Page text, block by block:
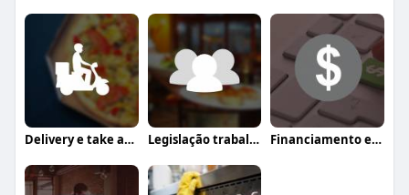
Delivery e take away Legislação trabalhista Financiamento e crédito